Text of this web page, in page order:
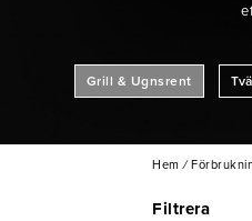
Grill & Ugnsrent
Hem /
Filtrera